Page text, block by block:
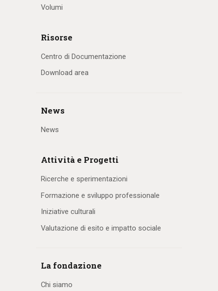
Volumi
Risorse
Centro di Documentazione
Download area
News
News
Attività e Progetti
Ricerche e sperimentazioni
Formazione e sviluppo professionale
Iniziative culturali
Valutazione di esito e impatto sociale
La fondazione
Chi siamo